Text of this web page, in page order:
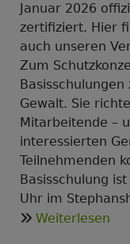
Januar 2026
zertifiziert. Hier
auch unseren
Zum
Gewalt. Sie
Mitarbeitende –
interessierten
Teilnehmenden
Basisschulung
Uhr im
Weiterlesen